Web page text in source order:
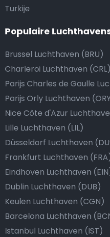
Turkije
Populaire
Brussel Luchthaven (BRU)
Charleroi Luchthaven (CRL)
Parijs Charles de Gaulle
Parijs Orly Luchthaven
Nice Côte d'Azur
Lille Luchthaven (LIL)
Düsseldorf Luchthaven
Frankfurt Luchthaven
Eindhoven Luchthaven
Dublin Luchthaven (DUB)
Keulen Luchthaven (CGN)
Barcelona Luchthaven
Istanbul Luchthaven (IST)